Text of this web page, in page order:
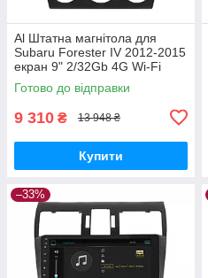
Al Штатна магнітола для
Subaru Forester IV 2012-2015
екран 9" 2/32Gb 4G Wi-Fi
GPS Top Android
Готово до відправки
9 310 ₴ 13 948 ₴
Купити
–33%